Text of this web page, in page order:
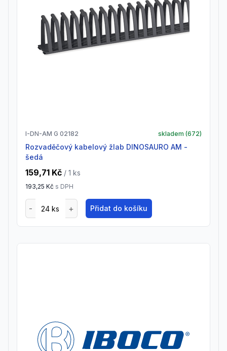
I-DN-AM G 02182 skladem (672)
Rozvaděčový kabelový žlab DINOSAURO AM -
šedá
159,71 Kč / 1 ks
193,25 Kč s DPH
Přidat do košíku